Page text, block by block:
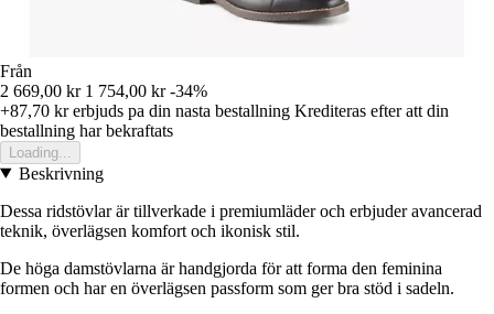
Från
2 669,00 kr 1 754,00 kr -34%
+87,70 krerbjuds pa din nasta bestallning Krediteras efter att din
bestallning har bekraftats
Loading...
Beskrivning
Dessa ridstövlar är tillverkade i premiumläder och erbjuder avancerad
teknik, överlägsen komfort och ikonisk stil.
De höga damstövlarna är handgjorda för att forma den feminina
formen och har en överlägsen passform som ger bra stöd i sadeln.